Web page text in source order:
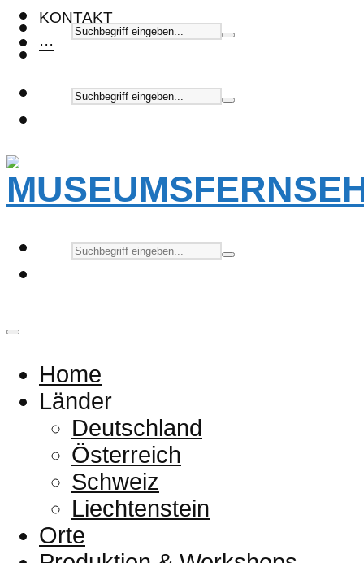
KONTAKT
···
Home
Länder
Deutschland
Österreich
Schweiz
Liechtenstein
Orte